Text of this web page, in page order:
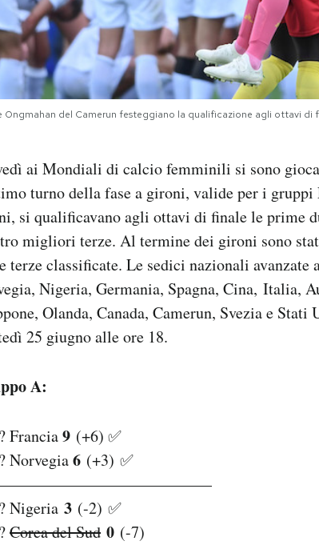
Ongmahan del Camerun festeggiano la qualificazione agli ottavi
ai Mondiali di calcio femminili si sono
turno della fase a gironi, valide per i gruppi
si qualificavano agli ottavi di finale le prime
migliori terze. Al termine dei gironi sono
terze classificate. Le sedici nazionali
Nigeria, Germania, Spagna, Cina, Italia,
Olanda, Canada, Camerun, Svezia e
25 giugno alle ore 18.
A:
Francia9 (+6) ✅
Norvegia6 (+3) ✅
Nigeria 3 (-2) ✅
Corea del Sud 0 (-7)